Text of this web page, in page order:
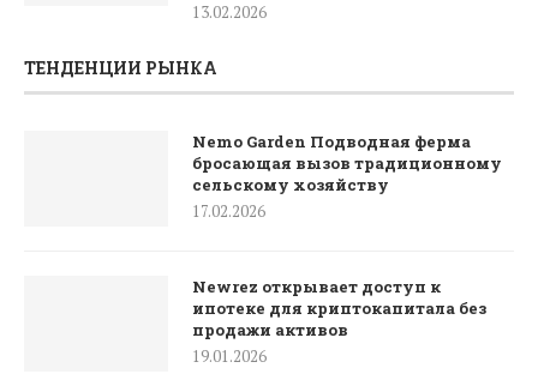
13.02.2026
ТЕНДЕНЦИИ РЫНКА
Nemo Garden Подводная ферма
бросающая вызов традиционному
сельскому хозяйству
17.02.2026
Newrez открывает доступ к
ипотеке для криптокапитала без
продажи активов
19.01.2026